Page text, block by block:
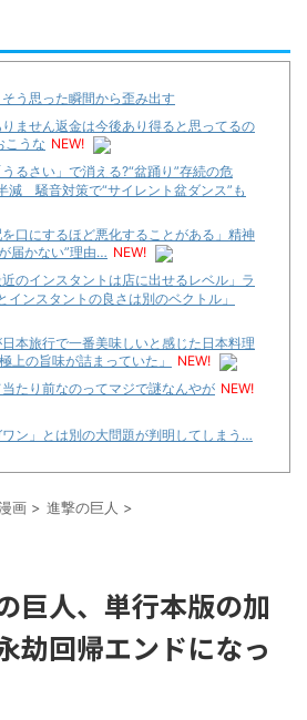
う思った瞬間から歪み出す
りません返金は今後あり得ると思ってるの
こうな NEW!
うるさい」で消える?“盆踊り”存続の危
騒音対策で“サイレント盆ダンス”も
口にするほど悪化することがある」精神
届かない”理由… NEW!
のインスタントは店に出せるレベル」ラ
インスタントの良さは別のベクトル」
本旅行で一番美味しいと感じた日本料理
上の旨味が詰まっていた」
NEW!
たり前なのってマジで謎なんやが NEW!
ン」とは別の大問題が判明してしまう…
も覚醒だけ地属性との関連が意味不明だ
歌は必要か?」論争
画 > 進撃の巨人 >
巨人、単行本版の加
劫回帰エンドになっ